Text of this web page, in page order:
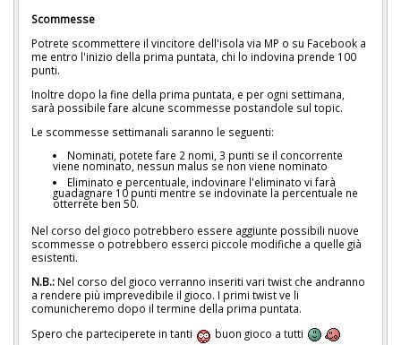
Scommesse
Potrete scommettere il vincitore dell'isola via MP o su Facebook a
me entro l'inizio della prima puntata, chi lo indovina prende 100
punti.
Inoltre dopo la fine della prima puntata, e per ogni settimana,
sarà possibile fare alcune scommesse postandole sul topic.
Le scommesse settimanali saranno le seguenti:
Nominati, potete fare 2 nomi, 3 punti se il concorrente
viene nominato, nessun malus se non viene nominato
Eliminato e percentuale, indovinare l'eliminato vi farà
guadagnare 10 punti mentre se indovinate la percentuale ne
otterrete ben 50.
Nel corso del gioco potrebbero essere aggiunte possibili nuove
scommesse o potrebbero esserci piccole modifiche a quelle già
esistenti.
N.B.: Nel corso del gioco verranno inseriti vari twist che andranno
a rendere più imprevedibile il gioco. I primi twist ve li
comunicheremo dopo il termine della prima puntata.
Spero che parteciperete in tanti
buon gioco a tutti